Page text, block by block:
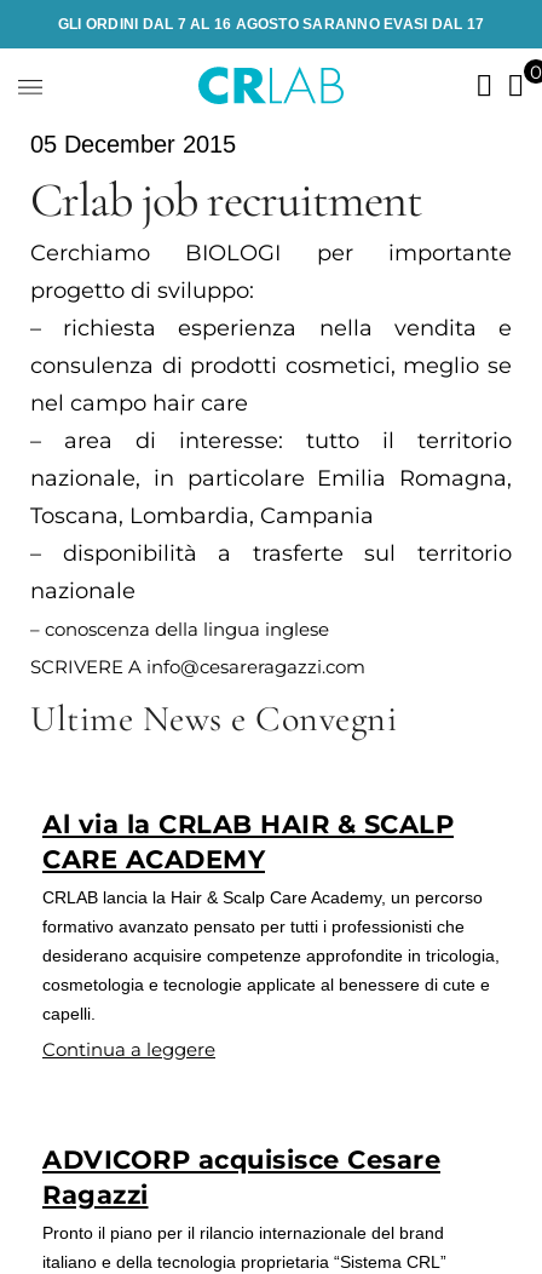
GLI ORDINI DAL 7 AL 16 AGOSTO SARANNO EVASI DAL 17
05 December 2015
Crlab job recruitment
Cerchiamo BIOLOGI per importante
progetto di sviluppo:
– richiesta esperienza nella vendita e
consulenza di prodotti cosmetici, meglio se
nel campo hair care
– area di interesse: tutto il territorio
nazionale, in particolare Emilia Romagna,
Toscana, Lombardia, Campania
– disponibilità a trasferte sul territorio
nazionale
– conoscenza della lingua inglese
SCRIVERE A info@cesareragazzi.com
Ultime News e Convegni
Al via la CRLAB HAIR & SCALP
CARE ACADEMY
CRLAB lancia la Hair & Scalp Care Academy, un percorso
formativo avanzato pensato per tutti i professionisti che
desiderano acquisire competenze approfondite in tricologia,
cosmetologia e tecnologie applicate al benessere di cute e
capelli.
Continua a leggere
ADVICORP acquisisce Cesare
Ragazzi
Pronto il piano per il rilancio internazionale del brand
italiano e della tecnologia proprietaria “Sistema CRL”